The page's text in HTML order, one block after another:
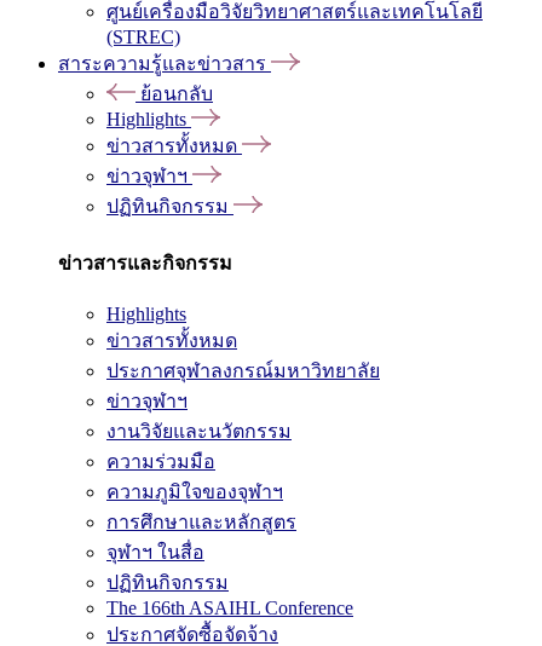
ศูนย์เครื่องมือวิจัยวิทยาศาสตร์และเทคโนโลยี
(STREC)
สาระความรู้และข่าวสาร
ย้อนกลับ
Highlights
ข่าวสารทั้งหมด
ข่าวจุฬาฯ
ปฏิทินกิจกรรม
ข่าวสารและกิจกรรม
Highlights
ข่าวสารทั้งหมด
ประกาศจุฬาลงกรณ์มหาวิทยาลัย
ข่าวจุฬาฯ
งานวิจัยและนวัตกรรม
ความร่วมมือ
ความภูมิใจของจุฬาฯ
การศึกษาและหลักสูตร
จุฬาฯ ในสื่อ
ปฏิทินกิจกรรม
The 166th ASAIHL Conference
ประกาศจัดซื้อจัดจ้าง